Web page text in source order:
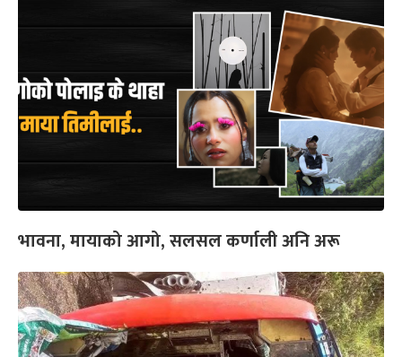
भावना, मायाको आगो, सलसल कर्णाली अनि अरू